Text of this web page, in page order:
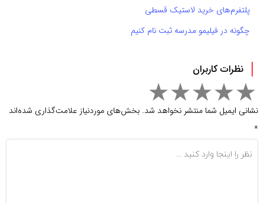
پلتفرم‌های خرید لاستیک قسطی
چگونه در فیلیمو مدرسه ثبت نام کنیم
نظرات کاربران
نشانی ایمیل شما منتشر نخواهد شد. بخش‌های موردنیاز علامت‌گذاری شده‌اند
*